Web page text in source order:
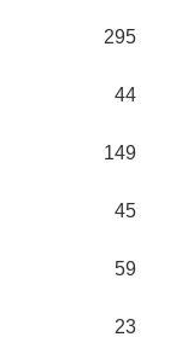
295
44
149
45
59
23